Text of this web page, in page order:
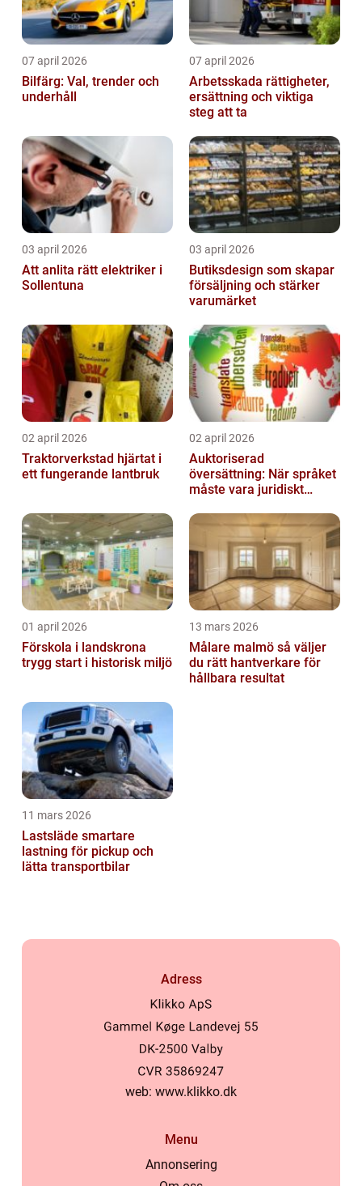
07 april 2026
Bilfärg: Val, trender och
underhåll
07 april 2026
Arbetsskada rättigheter,
ersättning och viktiga
steg att ta
03 april 2026
Att anlita rätt elektriker i
Sollentuna
03 april 2026
Butiksdesign som skapar
försäljning och stärker
varumärket
02 april 2026
Traktorverkstad hjärtat i
ett fungerande lantbruk
02 april 2026
Auktoriserad
översättning: När språket
måste vara juridiskt
01 april 2026
Förskola i landskrona
trygg start i historisk miljö
13 mars 2026
Målare malmö så väljer
du rätt hantverkare för
hållbara resultat
11 mars 2026
Lastsläde smartare
lastning för pickup och
lätta transportbilar
Adress
web: www.klikko.dk
Menu
Annonsering